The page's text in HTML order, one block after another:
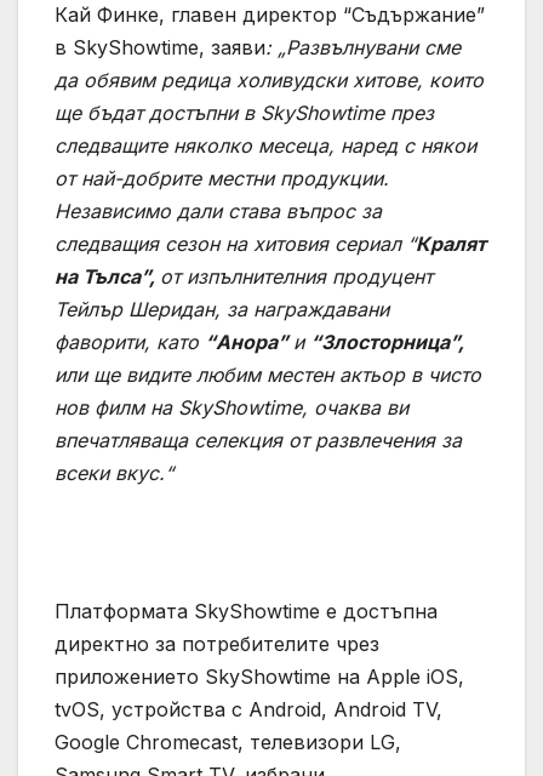
Кай Финке, главен директор “Съдържание”
в SkyShowtime, заяви: „Развълнувани сме
да обявим редица холивудски хитове, които
ще бъдат достъпни в SkyShowtime през
следващите няколко месеца, наред с някои
от най-добрите местни продукции.
Независимо дали става въпрос за
следващия сезон на хитовия сериал “Кралят
на Тълса”, отизпълнителния продуцент
Тейлър Шеридан, за награждавани
фаворити, като “Анора”и “Злосторница”,
или ще видите любим местен актьор в чисто
нов филм на SkyShowtime, очаква ви
впечатляваща селекция от развлечения за
всеки вкус.“
Платформата SkyShowtime е достъпна
директно за потребителите чрез
приложението SkyShowtime на Apple iOS,
tvOS, устройства с Android, Android TV,
Google Chromecast, телевизори LG,